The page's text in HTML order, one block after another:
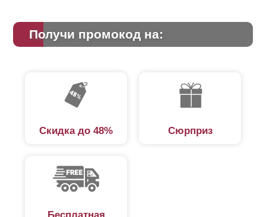
Перед началом работ проводят точную разметку
направляющих. После чего с помощью кронштейнов
выбранный тип ламелей. В соответствии с размером
Составляющие элементы
Горизонтальный забор реечный из металла, по облику
Получи промокод на:
Скидка до 48% Сюрприз